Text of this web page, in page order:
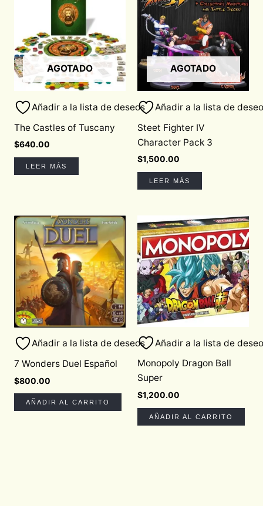
AGOTADO
Añadir a la lista de deseos
The Castles of Tuscany
$640.00
LEER MÁS
AGOTADO
Añadir a la lista de
Steet Fighter IV
Character Pack 3
$1,500.00
LEER MÁS
Añadir a la lista de deseos
7 Wonders Duel Español
$800.00
AÑADIR AL CARRITO
Añadir a la lista de
Monopoly Dragon Ball
Super
$1,200.00
AÑADIR AL CARRITO